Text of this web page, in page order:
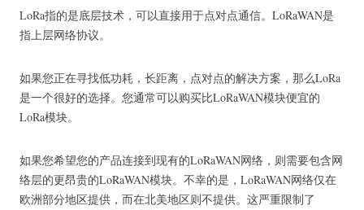
LoRa指的是底层技术，可以直接用于点对点通信。 LoRaWAN是
指上层网络协议。
如果您正在寻找低功耗，长距离，点对点的解决方案，那么LoRa
是一个很好的选择。 您通常可以购买比LoRaWAN模块便宜的
LoRa模块。
如果您希望您的产品连接到现有的LoRaWAN网络，则需要包含网
络层的更昂贵的LoRaWAN模块。 不幸的是，LoRaWAN网络仅在
欧洲部分地区提供，而在北美地区则不提供。 这严重限制了